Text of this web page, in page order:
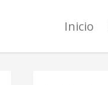
Inicio